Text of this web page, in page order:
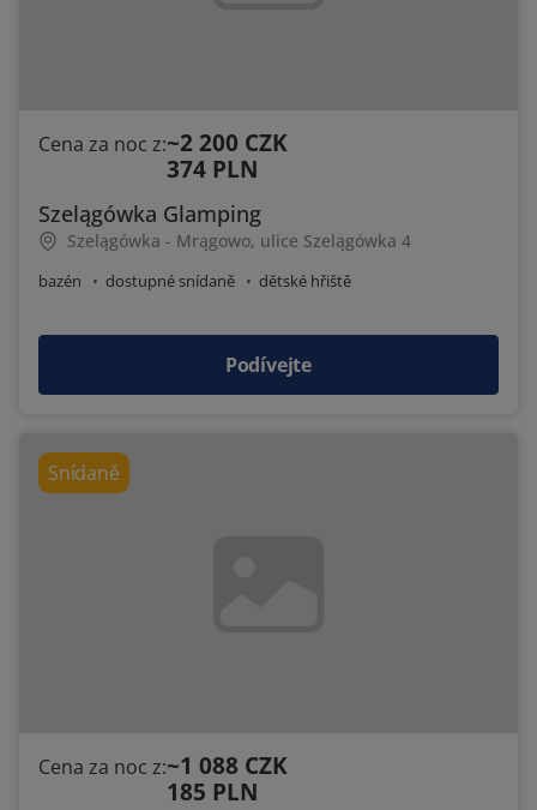
Cena za noc z:~2 200 CZK
374 PLN
Szelągówka Glamping
Szelągówka - Mrągowo, ulice Szelągówka 4
bazén dostupné snídaně dětské hřiště
Podívejte
Snídaně
Cena za noc z:~1 088 CZK
185 PLN